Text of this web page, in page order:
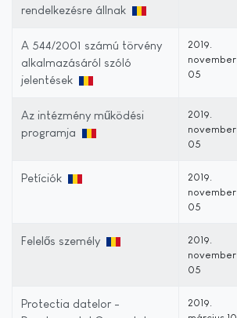
rendelkezésre állnak
A 544/2001 számú törvény
alkalmazásáról szóló
jelentések
2019.
november
05
Az intézmény működési
programja
2019.
november
05
Petíciók
2019.
november
05
Felelős személy
2019.
november
05
Protectia datelor -
2019.